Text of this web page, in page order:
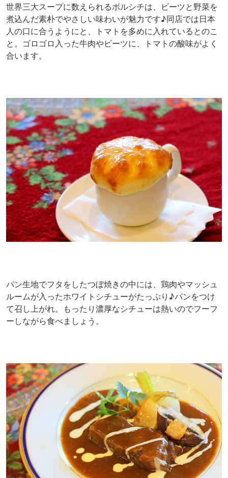
世界三大スープに数えられるボルシチは、ビーツと野菜を
煮込んだ素朴でやさしい味わいが魅力です♪同店では日本
人の口に合うようにと、トマトを多めに入れているとのこ
と。ゴロゴロ入った牛肉やビーツに、トマトの酸味がよく
合います。
パン生地でフタをしたつぼ焼きの中には、鶏肉やマッシュ
ルームが入ったホワイトシチューがたっぷり♪パンをつけ
て召し上がれ。もったり濃厚なシチューは熱いのでフーフ
ーしながら食べましょう。